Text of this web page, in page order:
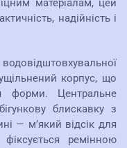
матеріалам, цей
надійність і
корпус, що
форми. Центральне
блискавку з
— м’який відсік для
ремінною